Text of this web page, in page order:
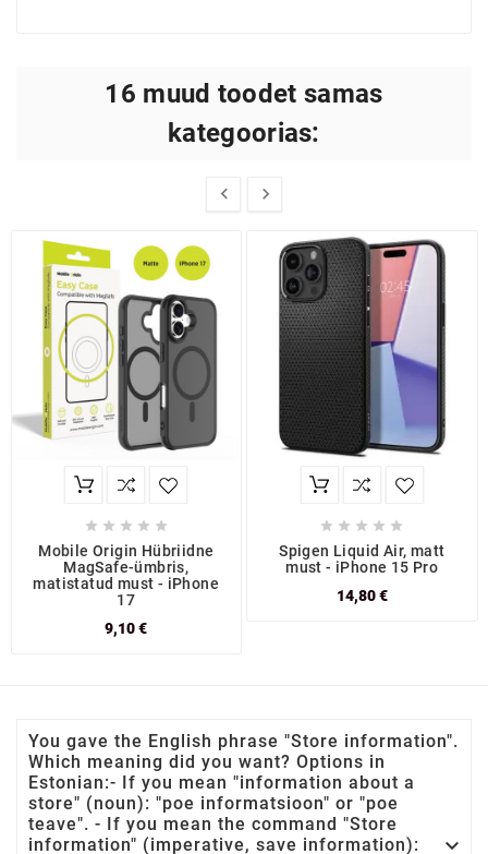
16 muud toodet samas
kategoorias:
 
    
Mobile Origin Hübriidne
MagSafe-ümbris,
matistatud must - iPhone
17
9,10 €
    
Spigen Liquid Air, matt
must - iPhone 15 Pro
14,80 €
You gave the English phrase "Store information".
Which meaning did you want? Options in
Estonian:- If you mean "information about a
store" (noun): "poe informatsioon" or "poe
teave". - If you mean the command "Store
information" (imperative, save information):
